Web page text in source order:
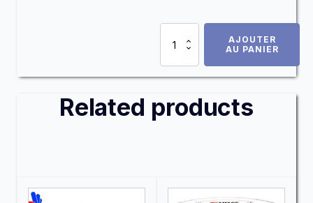
MOLDLAY
Filament
moule
à
AJOUTER
AU PANIER
Related products
Ce